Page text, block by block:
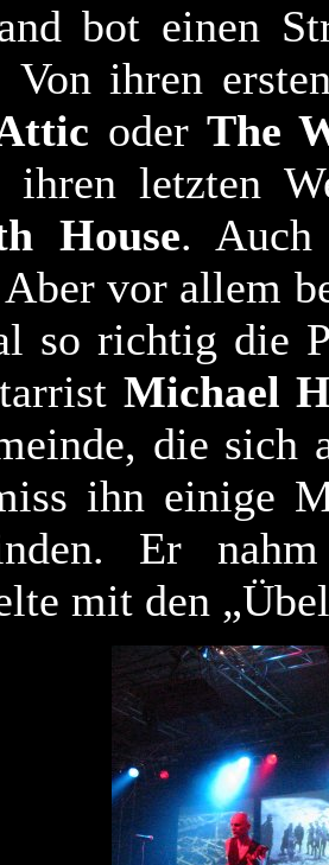
bot einen
Von ihren
oder The
ihren letzten
House. Auch
vor allem
so richtig die
Michael
die sich
ihn einige
Er
mit den